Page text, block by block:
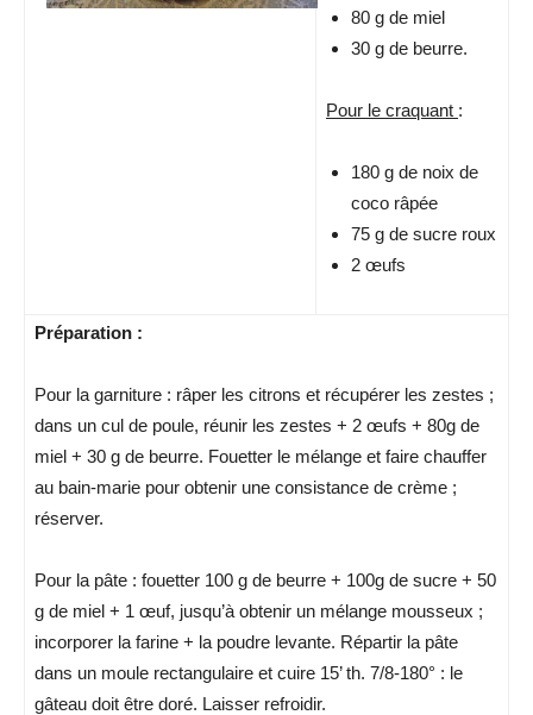
80 g de miel
30 g de beurre.
Pour le craquant :
180 g de noix de
coco râpée
75 g de sucre roux
2 œufs
Préparation :
Pour la garniture : râper les citrons et récupérer les zestes ;
dans un cul de poule, réunir les zestes + 2 œufs + 80g de
miel + 30 g de beurre. Fouetter le mélange et faire chauffer
au bain-marie pour obtenir une consistance de crème ;
réserver.
Pour la pâte : fouetter 100 g de beurre + 100g de sucre + 50
g de miel + 1 œuf, jusqu’à obtenir un mélange mousseux ;
incorporer la farine + la poudre levante. Répartir la pâte
dans un moule rectangulaire et cuire 15’ th. 7/8-180° : le
gâteau doit être doré. Laisser refroidir.